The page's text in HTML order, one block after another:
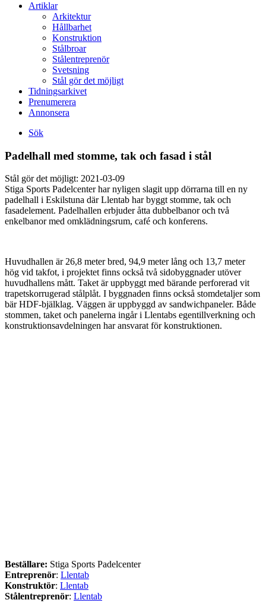
Artiklar
Arkitektur
Hållbarhet
Konstruktion
Stålbroar
Stålentreprenör
Svetsning
Stål gör det möjligt
Tidningsarkivet
Prenumerera
Annonsera
Sök
Padelhall med stomme, tak och fasad i stål
Stål gör det möjligt: 2021-03-09
Stiga Sports Padelcenter har nyligen slagit upp dörrarna till en ny
padelhall i Eskilstuna där Llentab har byggt stomme, tak och
fasadelement. Padelhallen erbjuder åtta dubbelbanor och två
enkelbanor med omklädningsrum, café och konferens.
Huvudhallen är 26,8 meter bred, 94,9 meter lång och 13,7 meter
hög vid takfot, i projektet finns också två sidobyggnader utöver
huvudhallens mått. Taket är uppbyggt med bärande perforerad vit
trapetskorrugerad stålplåt. I byggnaden finns också stomdetaljer som
bär HDF-bjälklag. Väggen är uppbyggd av sandwichpaneler. Både
stommen, taket och panelerna ingår i Llentabs egentillverkning och
konstruktionsavdelningen har ansvarat för konstruktionen.
Beställare: Stiga Sports Padelcenter
Entreprenör: Llentab
Konstruktör: Llentab
Stålentreprenör: Llentab